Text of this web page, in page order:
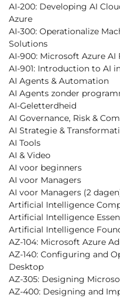
AI-200: Developing AI
Azure
AI-300: Operationalize
Solutions
AI-900: Microsoft Azure AI
AI-901: Introduction to AI
AI Agents & Automation
AI Agents zonder
AI-Geletterdheid
AI Governance, Risk &
AI Strategie &
AI Tools
AI & Video
AI voor beginners
AI voor Managers
AI voor Managers (2
Artificial Intelligence
Artificial Intelligence
Artificial Intelligence
AZ-104: Microsoft Azure
AZ-140: Configuring and
Desktop
AZ-305: Designing
AZ-400: Designing and